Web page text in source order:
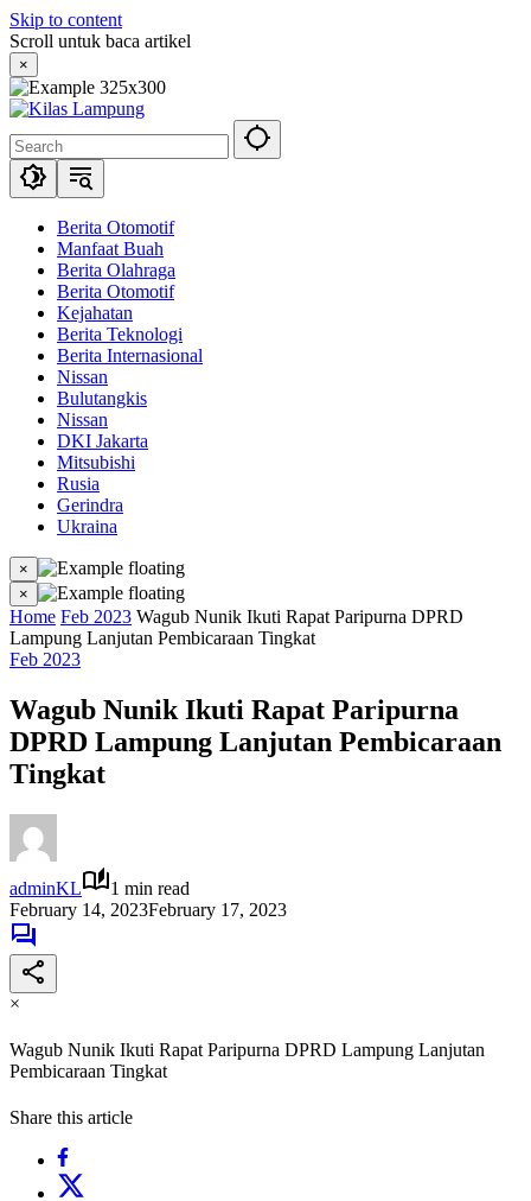
Skip to content
Scroll untuk baca artikel
×
Berita Otomotif
Manfaat Buah
Berita Olahraga
Berita Otomotif
Kejahatan
Berita Teknologi
Berita Internasional
Nissan
Bulutangkis
Nissan
DKI Jakarta
Mitsubishi
Rusia
Gerindra
Ukraina
×
×
Home Feb 2023 Wagub Nunik Ikuti Rapat Paripurna DPRD
Lampung Lanjutan Pembicaraan Tingkat
Feb 2023
Wagub Nunik Ikuti Rapat Paripurna
DPRD Lampung Lanjutan Pembicaraan
Tingkat
adminKL
1 min read
February 14, 2023February 17, 2023
×
Wagub Nunik Ikuti Rapat Paripurna DPRD Lampung Lanjutan
Pembicaraan Tingkat
Share this article